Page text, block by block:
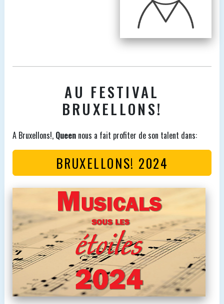
AU FESTIVAL
BRUXELLONS!
A Bruxellons!, Queennous a fait profiter de son talent dans:
BRUXELLONS! 2024